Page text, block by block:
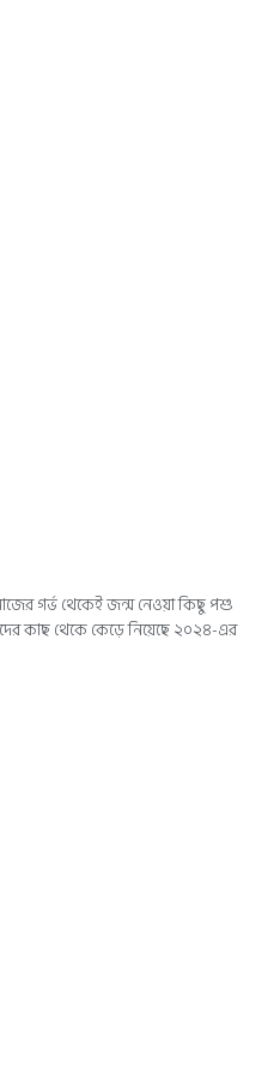
গর্ভ থেকেই জন্ম নেওয়া কিছু পশু
কাছ থেকে কেড়ে নিয়েছে ২০২৪-এর